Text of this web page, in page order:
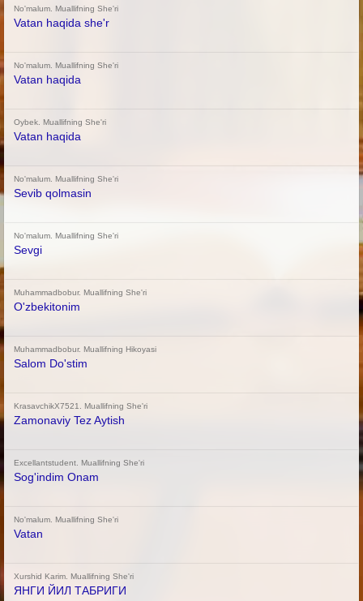
Vatan haqida she'r
No'malum. Muallifning She'ri
Vatan haqida
No'malum. Muallifning She'ri
Vatan haqida
Oybek. Muallifning She'ri
Sevib qolmasin
No'malum. Muallifning She'ri
Sevgi
No'malum. Muallifning She'ri
O'zbekitonim
Muhammadbobur. Muallifning She'ri
Salom Do'stim
Muhammadbobur. Muallifning Hikoyasi
Zamonaviy Tez Aytish
KrasavchikX7521. Muallifning She'ri
Sog'indim Onam
Excellantstudent. Muallifning She'ri
Vatan
No'malum. Muallifning She'ri
ЯНГИ ЙИЛ ТАБРИГИ
Xurshid Karim. Muallifning She'ri